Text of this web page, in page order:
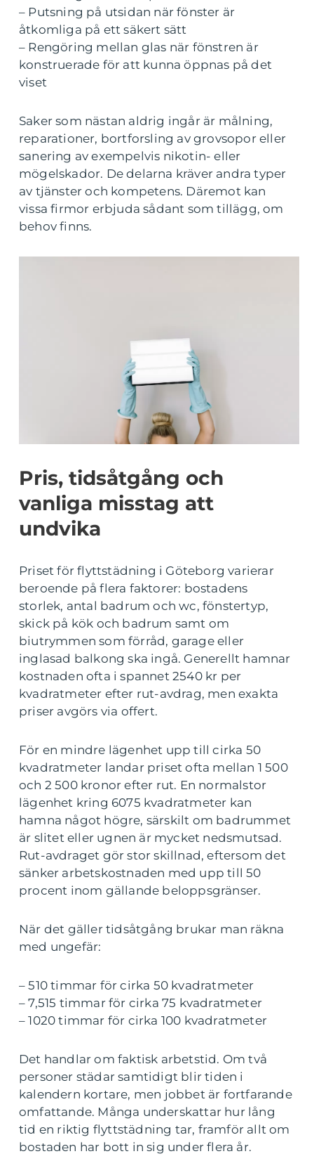
– Putsning på utsidan när fönster är
åtkomliga på ett säkert sätt
– Rengöring mellan glas när fönstren är
konstruerade för att kunna öppnas på det
viset
Saker som nästan aldrig ingår är målning,
reparationer, bortforsling av grovsopor eller
sanering av exempelvis nikotin- eller
mögelskador. De delarna kräver andra typer
av tjänster och kompetens. Däremot kan
vissa firmor erbjuda sådant som tillägg, om
behov finns.
Pris, tidsåtgång och
vanliga misstag att
undvika
Priset för flyttstädning i Göteborg varierar
beroende på flera faktorer: bostadens
storlek, antal badrum och wc, fönstertyp,
skick på kök och badrum samt om
biutrymmen som förråd, garage eller
inglasad balkong ska ingå. Generellt hamnar
kostnaden ofta i spannet 2540 kr per
kvadratmeter efter rut-avdrag, men exakta
priser avgörs via offert.
För en mindre lägenhet upp till cirka 50
kvadratmeter landar priset ofta mellan 1 500
och 2 500 kronor efter rut. En normalstor
lägenhet kring 6075 kvadratmeter kan
hamna något högre, särskilt om badrummet
är slitet eller ugnen är mycket nedsmutsad.
Rut-avdraget gör stor skillnad, eftersom det
sänker arbetskostnaden med upp till 50
procent inom gällande beloppsgränser.
När det gäller tidsåtgång brukar man räkna
med ungefär:
– 510 timmar för cirka 50 kvadratmeter
– 7,515 timmar för cirka 75 kvadratmeter
– 1020 timmar för cirka 100 kvadratmeter
Det handlar om faktisk arbetstid. Om två
personer städar samtidigt blir tiden i
kalendern kortare, men jobbet är fortfarande
omfattande. Många underskattar hur lång
tid en riktig flyttstädning tar, framför allt om
bostaden har bott in sig under flera år.